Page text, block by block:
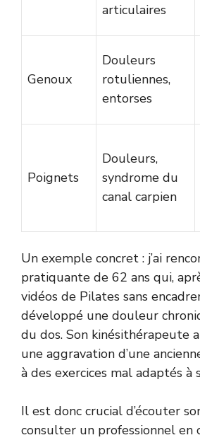
articulaires
Genoux
Douleurs
rotuliennes,
entorses
Poignets
Douleurs,
syndrome du
canal carpien
Un exemple concret : j’ai
pratiquante de 62 ans qui,
vidéos de Pilates sans
développé une douleur
du dos. Son kinésithérapeute
une aggravation d’une
à des exercices mal adaptés à
Il est donc crucial d’écouter
consulter un professionnel en